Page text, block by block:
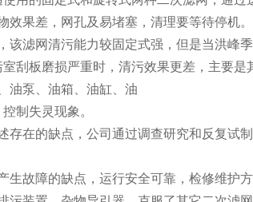
果差，网孔及易堵塞，清理要等待停机。
网清污能力较固定式强，但是当洪峰季
刮板磨损严重时，清污效果更差，主要是
泵、油箱、油缸、油
制失灵现象。
存在的缺点，公司通过调查研究和反复试
故障的缺点，运行安全可靠，检修维护方